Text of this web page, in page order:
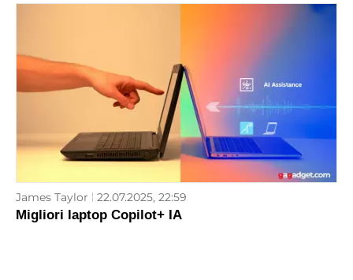
James Taylor 22.07.2025, 22:59
Migliori laptop Copilot+ IA